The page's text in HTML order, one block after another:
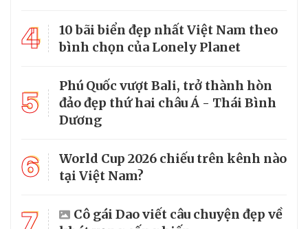
4
10 bãi biển đẹp nhất Việt Nam theo
bình chọn của Lonely Planet
5
Phú Quốc vượt Bali, trở thành hòn
đảo đẹp thứ hai châu Á - Thái Bình
Dương
6
World Cup 2026 chiếu trên kênh nào
tại Việt Nam?
Cô gái Dao viết câu chuyện đẹp về